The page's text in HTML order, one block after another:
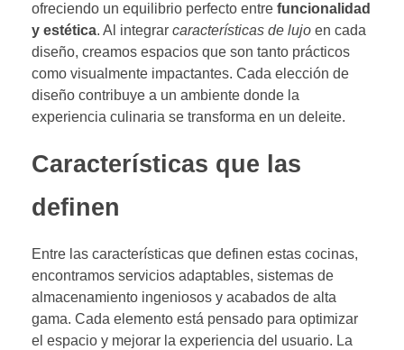
ofreciendo un equilibrio perfecto entre funcionalidad
y estética. Al integrar características de lujo en cada
diseño, creamos espacios que son tanto prácticos
como visualmente impactantes. Cada elección de
diseño contribuye a un ambiente donde la
experiencia culinaria se transforma en un deleite.
Características que las
definen
Entre las características que definen estas cocinas,
encontramos servicios adaptables, sistemas de
almacenamiento ingeniosos y acabados de alta
gama. Cada elemento está pensado para optimizar
el espacio y mejorar la experiencia del usuario. La